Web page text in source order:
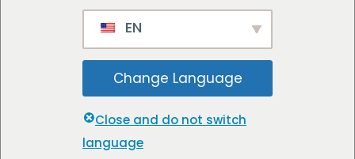
EN
Change Language
Close and do not switch
language